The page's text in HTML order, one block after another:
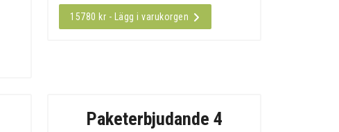
15780 kr - Lägg i varukorgen
Paketerbjudande 4